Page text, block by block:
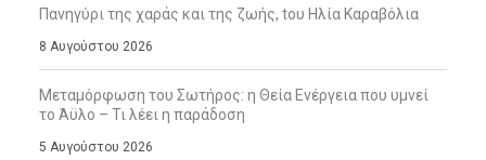
Πανηγύρι της χαράς και της ζωής, tου Ηλία Καραβόλια
8 Αυγούστου 2026
Μεταμόρφωση του Σωτήρος: η Θεία Ενέργεια που υμνεί
το Άϋλο – Τι λέει η παράδοση
5 Αυγούστου 2026